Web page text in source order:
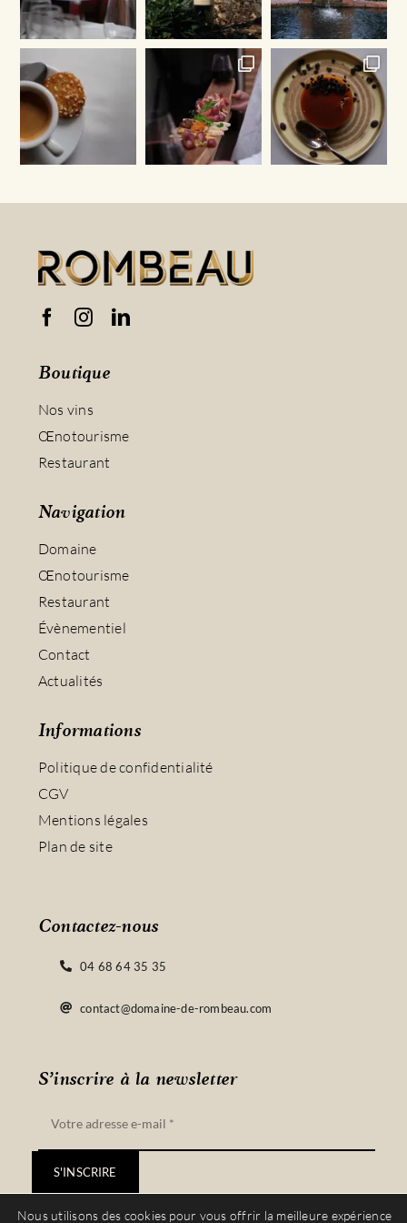
Boutique
Nos vins
Œnotourisme
Restaurant
Navigation
Domaine
Œnotourisme
Restaurant
Évènementiel
Contact
Actualités
Informations
Politique de confidentialité
CGV
Mentions légales
Plan de site
S’inscrire à la newsletter
S'INSCRIRE
Contactez-nous
04 68 64 35 35
contact@domaine-de-rombeau.com
Nous utilisons des cookies pour vous offrir la meilleure expérience